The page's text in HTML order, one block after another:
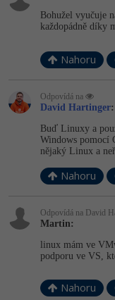
Více
Datová
Digitální
Marketing
HTML/
Adobe
Adobe
Adobe XD
Příběhy absolventů
Kariéra
Pro firmy
Bohužel vyučuje
každopádně díky
Nahoru
Odpovídá na
David Hartinger:
Buď Linuxy a
Windows pomocí
nějaký Linux a
Nahoru
Odpovídá na David
Martin:
linux mám ve
podporu ve VS,
Nahoru